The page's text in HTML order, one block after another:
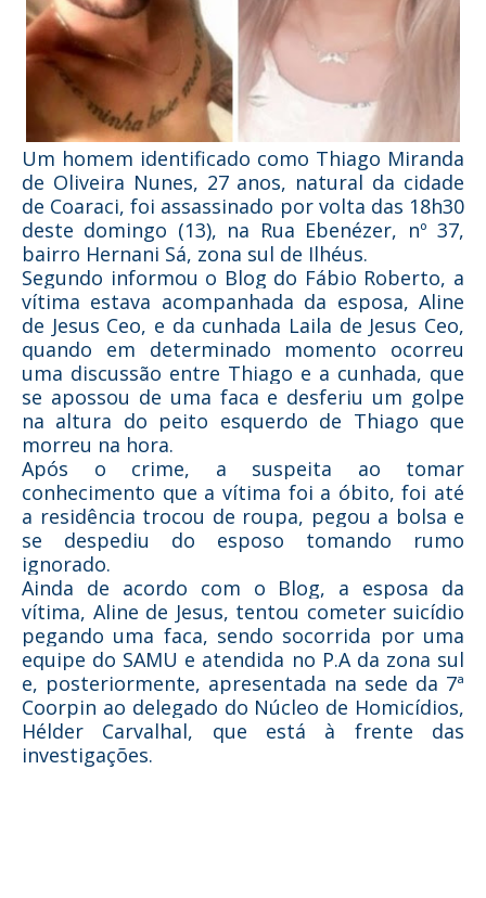
Um homem identificado como Thiago Miranda
de Oliveira Nunes, 27 anos, natural da cidade
de Coaraci, foi assassinado por volta das 18h30
deste domingo (13), na Rua Ebenézer, nº 37,
bairro Hernani Sá, zona sul de Ilhéus.
Segundo informou o Blog do Fábio Roberto, a
vítima estava acompanhada da esposa, Aline
de Jesus Ceo, e da cunhada Laila de Jesus Ceo,
quando em determinado momento ocorreu
uma discussão entre Thiago e a cunhada, que
se apossou de uma faca e desferiu um golpe
na altura do peito esquerdo de Thiago que
morreu na hora.
Após o crime, a suspeita ao tomar
conhecimento que a vítima foi a óbito, foi até
a residência trocou de roupa, pegou a bolsa e
se despediu do esposo tomando rumo
ignorado.
Ainda de acordo com o Blog, a esposa da
vítima, Aline de Jesus, tentou cometer suicídio
pegando uma faca, sendo socorrida por uma
equipe do SAMU e atendida no P.A da zona sul
e, posteriormente, apresentada na sede da 7ª
Coorpin ao delegado do Núcleo de Homicídios,
Hélder Carvalhal, que está à frente das
investigações.